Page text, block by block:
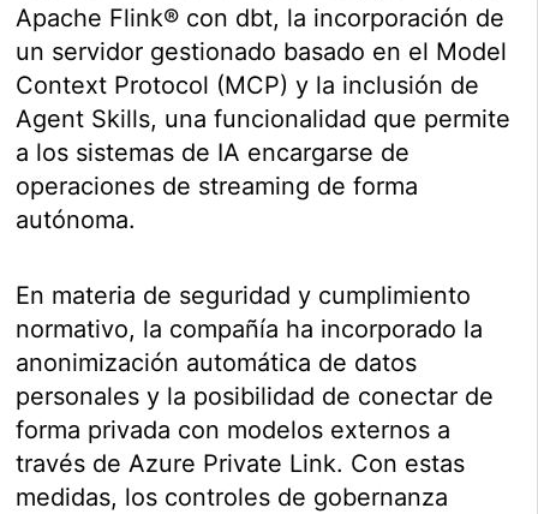
Apache Flink® con dbt, la incorporación de
un servidor gestionado basado en el Model
Context Protocol (MCP) y la inclusión de
Agent Skills, una funcionalidad que permite
a los sistemas de IA encargarse de
operaciones de streaming de forma
autónoma.
En materia de seguridad y cumplimiento
normativo, la compañía ha incorporado la
anonimización automática de datos
personales y la posibilidad de conectar de
forma privada con modelos externos a
través de Azure Private Link. Con estas
medidas, los controles de gobernanza